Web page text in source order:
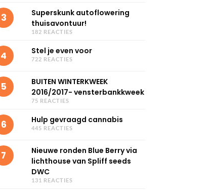
3
Superskunk autoflowering
thuisavontuur!
182 REACTIES
4 Stel je even voor
722 REACTIES
5
BUITEN WINTERKWEEK
2016/2017- vensterbankkweek
75 REACTIES
6 Hulp gevraagd cannabis
445 REACTIES
7
Nieuwe ronden Blue Berry via
lichthouse van Spliff seeds
DWC
131 REACTIES